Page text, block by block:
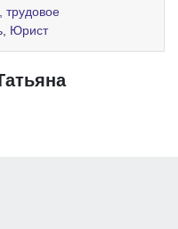
трудовое
Юрист